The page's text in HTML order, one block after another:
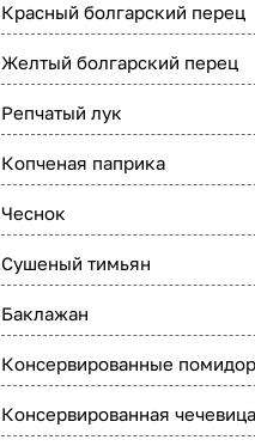
Красный болгарский перец
Желтый болгарский перец
Репчатый лук
Копченая паприка
Чеснок
Сушеный тимьян
Баклажан
Консервированные
Консервированная чечевица